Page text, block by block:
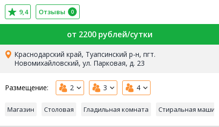
9,4 Отзывы 0
от 2200 рублей/сутки
Краснодарский край, Туапсинский р-н, пгт.
Новомихайловский, ул. Парковая, д. 23
Размещение: 2 3 4
Магазин Столовая Гладильная комната Стиральная